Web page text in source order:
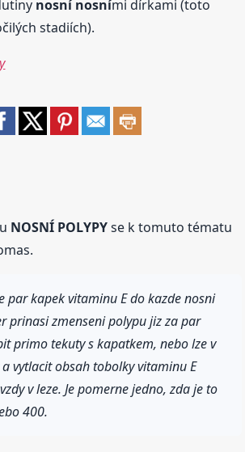
nosní nosními dírkami (toto
stadiích).
NOSNÍ POLYPYse k tomuto tématu
par kapek vitaminu E do kazde nosni
prinasi zmenseni polypu jiz za par
primo tekuty s kapatkem, nebo lze v
vytlacit obsah tobolky vitaminu E
v leze. Je pomerne jedno, zda je to
400.